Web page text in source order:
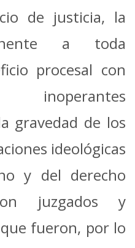
de justicia, la
a toda
procesal con
gravedad de los
ideológicas
y del derecho
juzgados y
fueron, por lo